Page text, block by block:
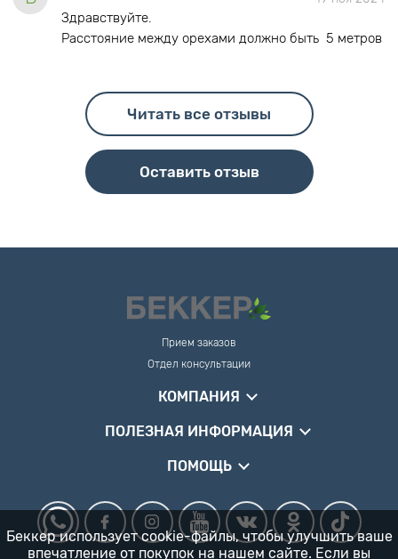
Здравствуйте.
Расстояние между орехами должно быть 5 метров
Читать все отзывы
Оставить отзыв
Прием заказов
Отдел консультации
КОМПАНИЯ
ПОЛЕЗНАЯ ИНФОРМАЦИЯ
ПОМОЩЬ
Беккер использует cookie-файлы, чтобы улучшить ваше
впечатление от покупок на нашем сайте. Если вы